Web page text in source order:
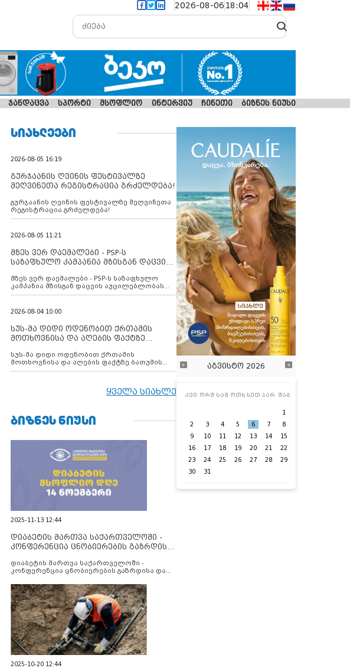
2026-08-06 18:04
ჯანდაცვა სპორტი მსოფლიო ინტერვიუ ჩინეთი ბიზნეს ნიუსი
ᲡᲘᲐᲮᲚᲔᲔᲑᲘ
2026-08-05 16:19
გურჯაანის ღვინის ფესტივალზე
მეღვინეთა რეგისტრაცია გრძელდება!
გურჯაანის ღვინის ფესტივალზე მეღვინეთა
რეგისტრაცია გრძელდება!
2026-08-05 11:21
მზეს ვერ დაემალები - PSP-ს
საზაფხულო კამპანია მზისგან დაცვის
მზეს ვერ დაემალები - PSP-ს საზაფხულო
კამპანია მზისგან დაცვის აუცილებლობას
გვახსენებს
2026-08-04 10:00
სუს-მა დიდი ოდენობით ქრთამის
მოთხოვნისა და აღების ფაქტზე
დააკავა
სუს-მა დიდი ოდენობით ქრთამის
მოთხოვნისა და აღების ფაქტზე ბათუმის
მერიის თანამშრომელი დააკავა
ყველა სიახლე
ᲑᲘᲖᲜᲔᲡ ᲜᲘᲣᲡᲘ
2025-11-13 12:44
დიაბეტის მართვა საქართველოში -
კონფერენცია ცნობიერების გაზრდისა
დიაბეტის მართვა საქართველოში -
კონფერენცია ცნობიერების გაზრდისა და
2025-10-20 12:44
აგვისტო 2026
კვი ორშ სამ ოთხ ხუთ პარ შაბ
1
2
3 4 5 6 7
8
9
10 11 12 13 14
15
16
17 18 19 20 21
22
23
24 25 26 27 28
29
30
31